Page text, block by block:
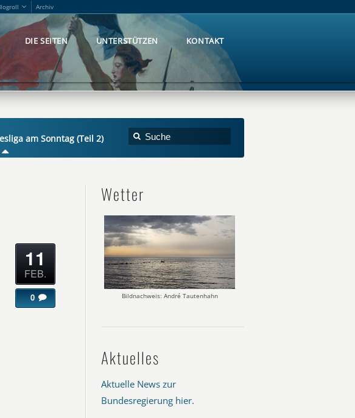
Archiv
DIE SEITEN UNTERSTÜTZEN KONTAKT
am Sonntag (Teil 2)
11
FEB.
0
Wetter
Bildnachweis: André Tautenhahn
Aktuelles
Aktuelle News zur
Bundesregierung hier.
Archiv
DIE SEITEN UNTERSTÜTZEN KONTAKT